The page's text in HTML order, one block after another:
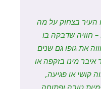
העיר בצחוק על מה
חוויה שדבקה בו
את גופו גם שנים
מינו בזקפה או
קושי או פגיעה,